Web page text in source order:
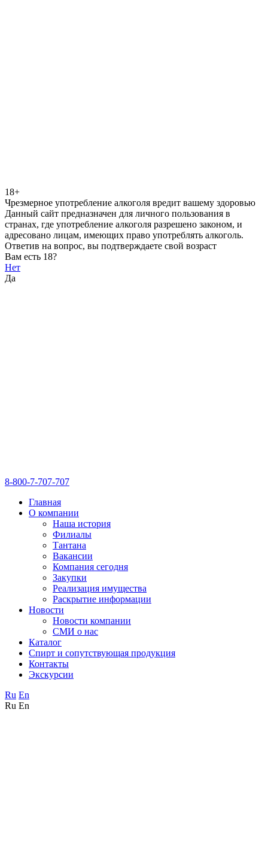
18+
Чрезмерное употребление алкоголя вредит вашему здоровью
Данный сайт предназначен для личного пользования в
странах, где употребление алкоголя разрешено законом, и
адресовано лицам, имеющих право употреблять алкоголь.
Ответив на вопрос, вы подтверждаете свой возраст
Вам есть 18?
Нет
Да
8-800-7-707-707
Главная
О компании
Наша история
Филиалы
Тантана
Вакансии
Компания сегодня
Закупки
Реализация имущества
Раскрытие информации
Новости
Новости компании
СМИ о нас
Каталог
Спирт и сопутствующая продукция
Контакты
Экскурсии
Ru En
Ru En